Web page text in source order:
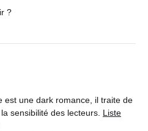
?
est une dark romance, il traite de
sensibilité des lecteurs. Liste